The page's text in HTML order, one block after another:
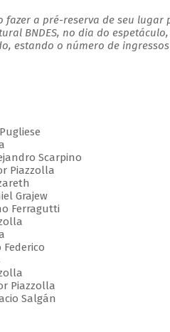
fazer a pré-reserva de seu
BNDES, no dia do
estando o número de
Scarpino
Piazzolla
Grajew
Ferragutti
Piazzolla
Salgán